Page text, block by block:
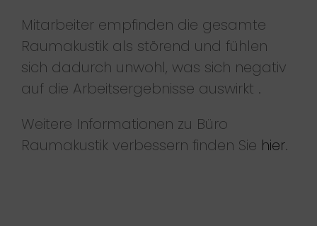
Mitarbeiter empfinden die gesamte
Raumakustik als störend und fühlen
sich dadurch unwohl, was sich negativ
auf die Arbeitsergebnisse auswirkt .
Weitere Informationen zu Büro
Raumakustik verbessern finden Sie hier.